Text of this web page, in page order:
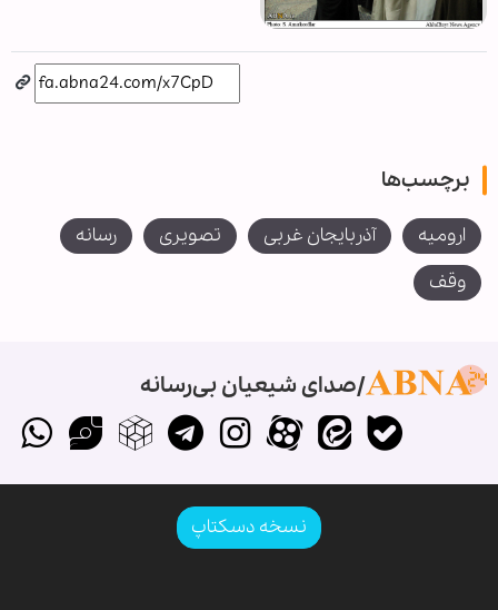
برچسب‌ها
ارومیه آذربایجان غربی تصویری
رسانه
وقف
صدای شیعیان بی‌رسانه
نسخه دسکتاپ